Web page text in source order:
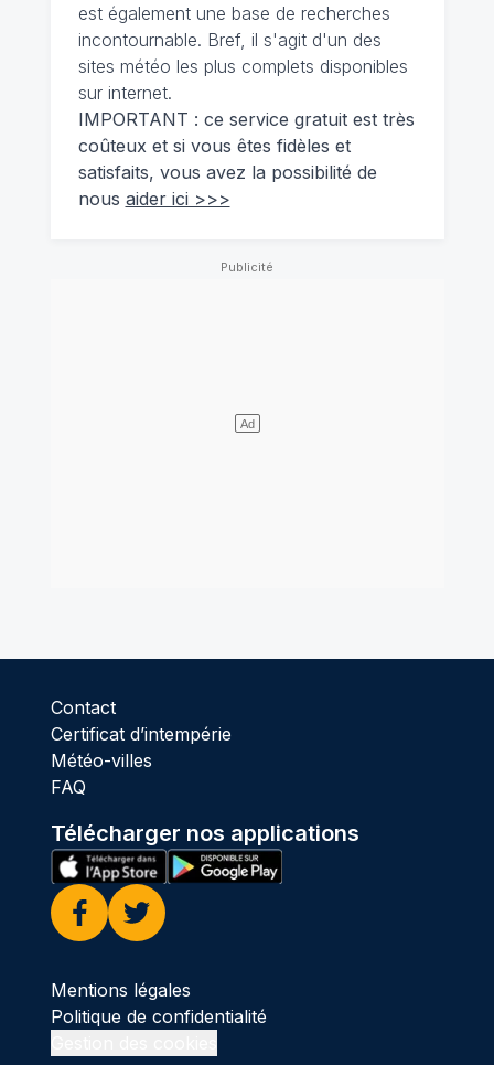
est également une base de recherches
incontournable. Bref, il s'agit d'un des
sites météo les plus complets disponibles
sur internet.
IMPORTANT : ce service gratuit est très
coûteux et si vous êtes fidèles et
satisfaits, vous avez la possibilité de
nous aider ici >>>
Contact
Certificat d’intempérie
Météo-villes
FAQ
Télécharger nos applications
Facebook
Twitter
Mentions légales
Politique de confidentialité